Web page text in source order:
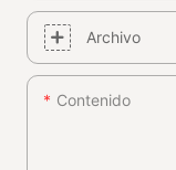
Archivo
Contenido